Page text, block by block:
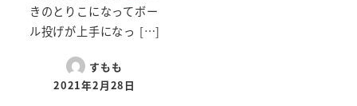
きのとりこになってボー
ル投げが上手になっ […]
すもも
2021年2月28日